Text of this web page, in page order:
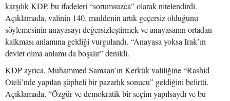
karşılık KDP, bu ifadeleri “sorumsuzca” olarak nitelendirdi.
Açıklamada, valinin 140. maddenin artık geçersiz olduğunu
söylemesinin anayasayı değersizleştirmek ve anayasanın ortadan
kalkması anlamına geldiği vurgulandı. “Anayasa yoksa Irak’ın
devlet olma anlamı da boşalır” denildi.
KDP ayrıca, Muhammed Samaan’ın Kerkük valiliğine “Rashid
Oteli’nde yapılan şüpheli bir pazarlık sonucu” geldiğini belirtti.
Açıklamada, “Özgür ve demokratik bir seçim yapılsaydı ve bu